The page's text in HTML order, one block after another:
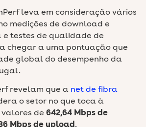
leva em consideração vários
medições de download e
testes de qualidade de
chegar a uma pontuação que
global do desempenho da
revelam que a net de fibra
o setor no que toca à
de 642,64 Mbps de
Mbps de upload.